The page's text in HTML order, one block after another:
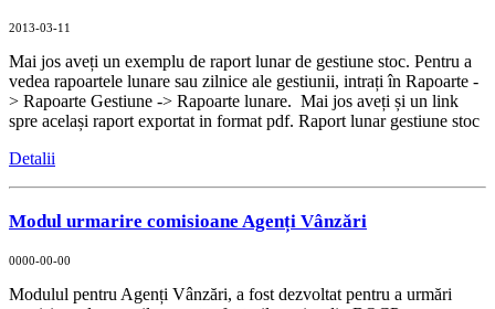
2013-03-11
Mai jos aveți un exemplu de raport lunar de gestiune stoc. Pentru a
vedea rapoartele lunare sau zilnice ale gestiunii, intrați în Rapoarte -
> Rapoarte Gestiune -> Rapoarte lunare. Mai jos aveți și un link
spre același raport exportat in format pdf. Raport lunar gestiune stoc
Detalii
Modul urmarire comisioane Agenți Vânzări
0000-00-00
Modulul pentru Agenți Vânzări, a fost dezvoltat pentru a urmări